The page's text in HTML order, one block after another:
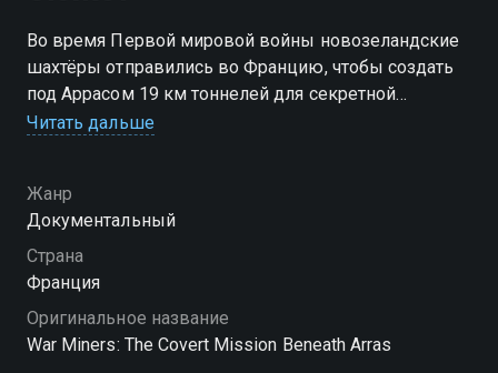
Во время Первой мировой войны новозеландские
шахтёры отправились во Францию, чтобы создать
под Аррасом 19 км тоннелей для секретной
операции. Руководимые майором Джоном
изменивших ход одной из самых кровопролитных
битв войны, оставался неизвестен.
Читать дальше
Жанр
Документальный
Страна
Франция
Оригинальное название
War Miners: The Covert Mission Beneath Arras